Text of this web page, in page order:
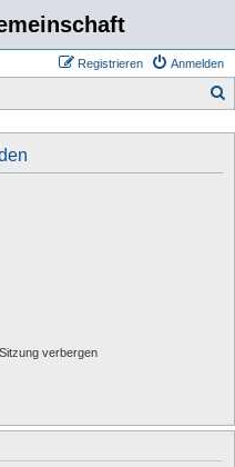
Anmelden
Registrieren
verbergen